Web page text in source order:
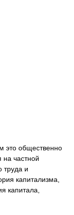
это общественно
частной
труда и
капитализма,
капитала,